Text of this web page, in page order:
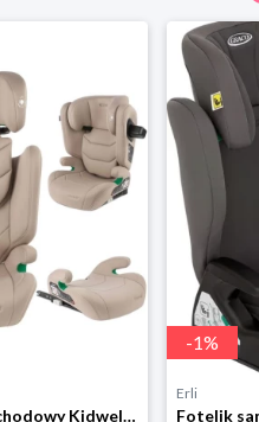
Fotelik samochodowy Kidwell TENDO 100-150 cm ISOFIX I-SIZE beżowy
-1%
Erli